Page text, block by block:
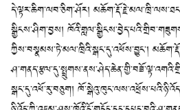
དེ་ལྟར་ཆིག་ལབ་ཅིག་ཤོར།
སྒྱིངས་ཤིག་བྱས།
ཀྱིས་བསྣམས་ཏེ་མལ་ཁྲིའི་སྒང་དུ་འཕོས་བྱུང་།
སྒང་དུ་འཕོ་རུ་བཅུག།